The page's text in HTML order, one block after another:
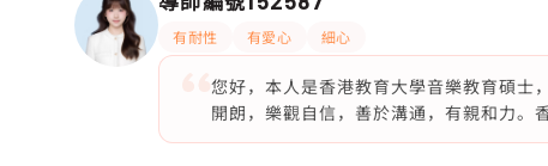
有耐性 有愛心 細心
您好，本人是香港教育大學音樂教育碩士
開朗，樂觀自信，善於溝通，有親和力